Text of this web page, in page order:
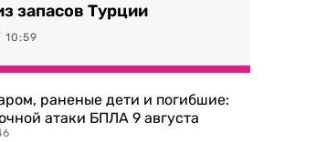
запасов Турции
10:59
раненые дети и погибшие:
атаки БПЛА 9 августа